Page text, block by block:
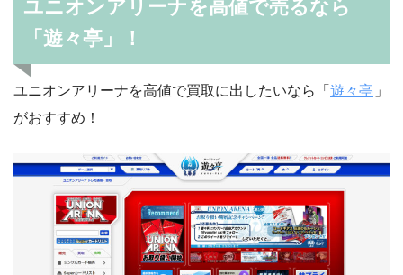
ユニオンアリーナを高値で売るなら
「遊々亭」！
ユニオンアリーナを高値で買取に出したいなら「 遊々亭 」
がおすすめ！